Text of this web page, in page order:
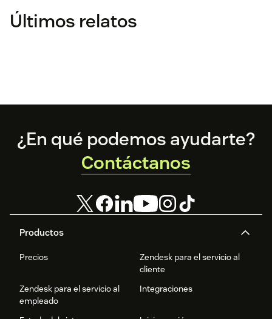
Últimos relatos
Footer
Productos
Precios
Zendesk para el servicio al
cliente
Zendesk para el servicio al
empleado
Integraciones
¿En qué podemos ayudarte?
Contáctanos